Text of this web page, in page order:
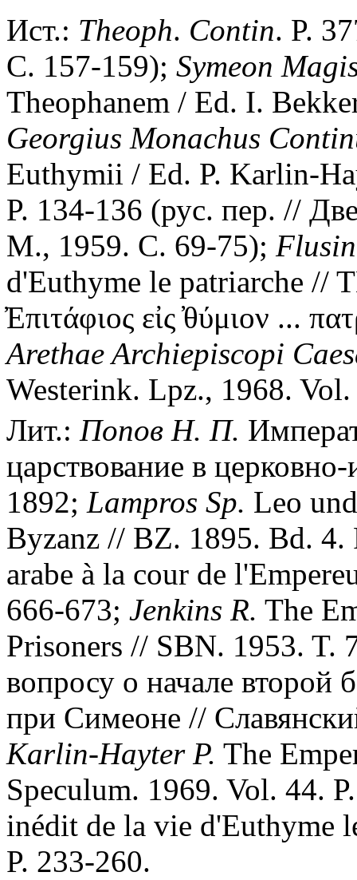
Ист.: Theoph. Contin. P.
С. 157-159); Symeon
Theophanem / Ed. I.
Georgius Monachus
Euthymii / Ed. P. Karlin-
P. 134-136 (рус. пер. //
M., 1959. C. 69-75);
d'Euthyme le patriarche //
̓Επιτάφιος εἰς ̓θύμιον ...
Arethae Archiepiscopi
Westerink. Lpz., 1968.
Лит.: Попов Н. П.
царствование в
1892; Lampros Sp. Leo
Byzanz // BZ. 1895. Bd. 4.
arabe à la cour de
666-673; Jenkins R. The
Prisoners // SBN. 1953. T.
вопросу о начале второй
при Симеоне //
Karlin-Hayter P. The
Speculum. 1969. Vol. 44.
inédit de la vie d'Euthyme
P. 233-260.